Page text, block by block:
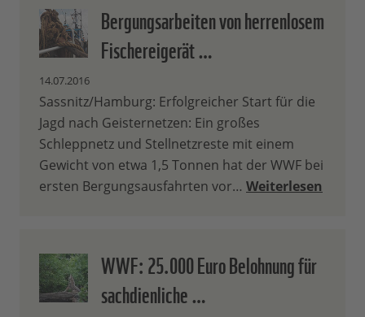
Bergungsarbeiten von herrenlosem
Fischereigerät …
14.07.2016
Sassnitz/Hamburg: Erfolgreicher Start für die
Jagd nach Geisternetzen: Ein großes
Schleppnetz und Stellnetzreste mit einem
Gewicht von etwa 1,5 Tonnen hat der WWF bei
ersten Bergungsausfahrten vor… Weiterlesen
WWF: 25.000 Euro Belohnung für
sachdienliche …